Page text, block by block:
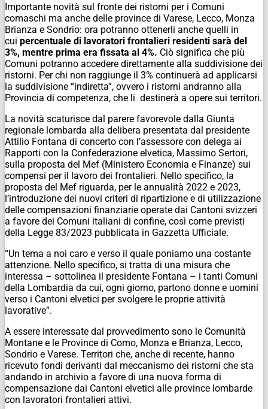
Importante novità sul fronte dei ristorni per i Comuni
comaschi ma anche delle province di Varese, Lecco, Monza
Brianza e Sondrio: ora potranno ottenerli anche quelli in
cui percentuale di lavoratori frontalieri residenti sarà del
3%, mentre prima era fissata al 4%. Ciò significa che più
Comuni potranno accedere direttamente alla suddivisione dei
ristorni. Per chi non raggiunge il 3% continuerà ad applicarsi
la suddivisione “indiretta”, ovvero i ristorni andranno alla
Provincia di competenza, che li destinerà a opere sui territori.
La novità scaturisce dal parere favorevole dalla Giunta
regionale lombarda alla delibera presentata dal presidente
Attilio Fontana di concerto con l’assessore con delega ai
Rapporti con la Confederazione elvetica, Massimo Sertori,
sulla proposta del Mef (Ministero Economia e Finanze) sui
compensi per il lavoro dei frontalieri. Nello specifico, la
proposta del Mef riguarda, per le annualità 2022 e 2023,
l’introduzione dei nuovi criteri di ripartizione e di utilizzazione
delle compensazioni finanziarie operate dai Cantoni svizzeri
a favore dei Comuni italiani di confine, così come previsti
della Legge 83/2023 pubblicata in Gazzetta Ufficiale.
“Un tema a noi caro e verso il quale poniamo una costante
attenzione. Nello specifico, si tratta di una misura che
interessa – sottolinea il presidente Fontana – i tanti Comuni
della Lombardia da cui, ogni giorno, partono donne e uomini
verso i Cantoni elvetici per svolgere le proprie attività
lavorative”.
A essere interessate dal provvedimento sono le Comunità
Montane e le Province di Como, Monza e Brianza, Lecco,
Sondrio e Varese. Territori che, anche di recente, hanno
ricevuto fondi derivanti dal meccanismo dei ristorni che sta
andando in archivio a favore di una nuova forma di
compensazione dai Cantoni elvetici alle province lombarde
con lavoratori frontalieri attivi.